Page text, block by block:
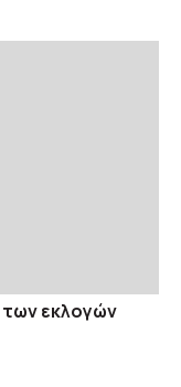
των εκλογών